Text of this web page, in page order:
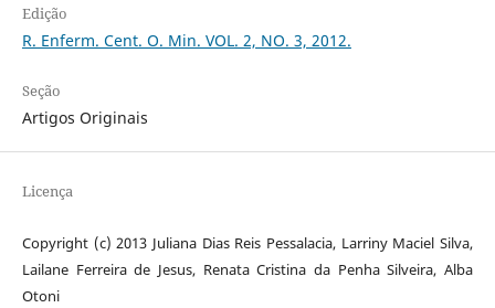
Edição
R. Enferm. Cent. O. Min. VOL. 2, NO. 3, 2012.
Seção
Artigos Originais
Licença
Copyright (c) 2013 Juliana Dias Reis Pessalacia, Larriny Maciel Silva,
Lailane Ferreira de Jesus, Renata Cristina da Penha Silveira, Alba
Otoni